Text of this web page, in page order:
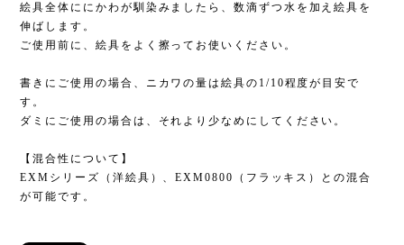
絵具全体ににかわが馴染みましたら、数滴ずつ水を加え絵具を
伸ばします。
ご使用前に、絵具をよく擦ってお使いください。
書きにご使用の場合、ニカワの量は絵具の1/10程度が目安で
す。
ダミにご使用の場合は、それより少なめにしてください。
【混合性について】
EXMシリーズ（洋絵具）、EXM0800（フラッキス）との混合
が可能です。